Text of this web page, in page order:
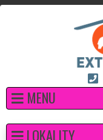
MENU
LOKALITY